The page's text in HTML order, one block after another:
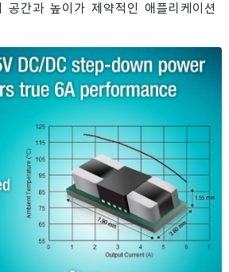
간과 높이가 제약적인 애플리케이션